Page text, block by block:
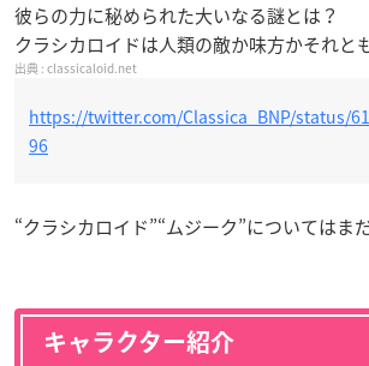
彼らの力に秘められた大いなる謎とは？
クラシカロイドは人類の敵か味方かそれ
classicaloid.net
https://twitter.com/Classica_BNP/status/
96
“クラシカロイド”“ムジーク”についてはま
キャラクター紹介